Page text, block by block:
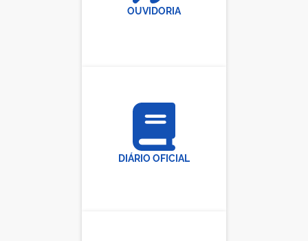
OUVIDORIA
DIÁRIO OFICIAL